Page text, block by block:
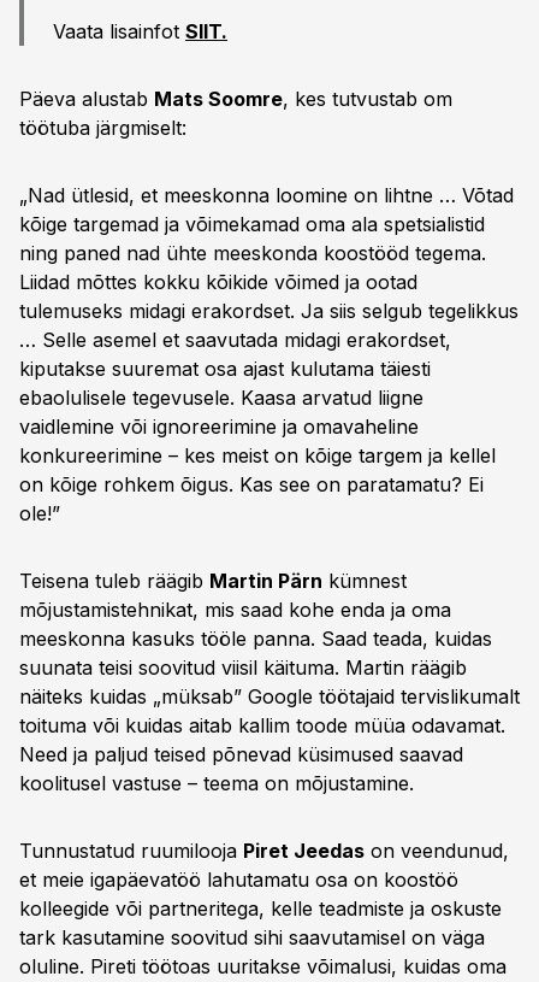
Vaata lisainfot SIIT.
Päeva alustab Mats Soomre, kes tutvustab om
töötuba järgmiselt:
„Nad ütlesid, et meeskonna loomine on lihtne … Võtad
kõige targemad ja võimekamad oma ala spetsialistid
ning paned nad ühte meeskonda koostööd tegema.
Liidad mõttes kokku kõikide võimed ja ootad
tulemuseks midagi erakordset. Ja siis selgub tegelikkus
… Selle asemel et saavutada midagi erakordset,
kiputakse suuremat osa ajast kulutama täiesti
ebaolulisele tegevusele. Kaasa arvatud liigne
vaidlemine või ignoreerimine ja omavaheline
konkureerimine – kes meist on kõige targem ja kellel
on kõige rohkem õigus. Kas see on paratamatu? Ei
ole!”
Teisena tuleb räägib Martin Pärn kümnest
mõjustamistehnikat, mis saad kohe enda ja oma
meeskonna kasuks tööle panna. Saad teada, kuidas
suunata teisi soovitud viisil käituma. Martin räägib
näiteks kuidas „müksab” Google töötajaid tervislikumalt
toituma või kuidas aitab kallim toode müüa odavamat.
Need ja paljud teised põnevad küsimused saavad
koolitusel vastuse – teema on mõjustamine.
Tunnustatud ruumilooja Piret Jeedas on veendunud,
et meie igapäevatöö lahutamatu osa on koostöö
kolleegide või partneritega, kelle teadmiste ja oskuste
tark kasutamine soovitud sihi saavutamisel on väga
oluline. Pireti töötoas uuritakse võimalusi, kuidas oma